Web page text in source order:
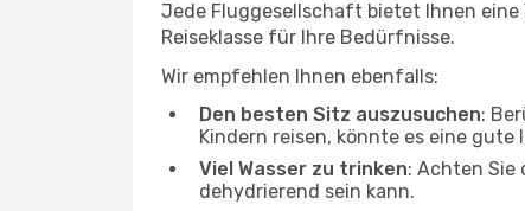
Jede Fluggesellschaft bietet Ihnen eine
Reiseklasse für Ihre Bedürfnisse.
Wir empfehlen Ihnen ebenfalls:
Den besten Sitz auszusuchen:
Kindern reisen, könnte es eine
Viel Wasser zu trinken: Achten Sie
dehydrierend sein kann.